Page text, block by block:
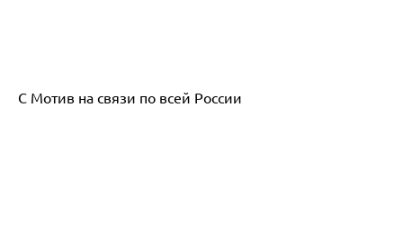
С Мотив на связи по всей России